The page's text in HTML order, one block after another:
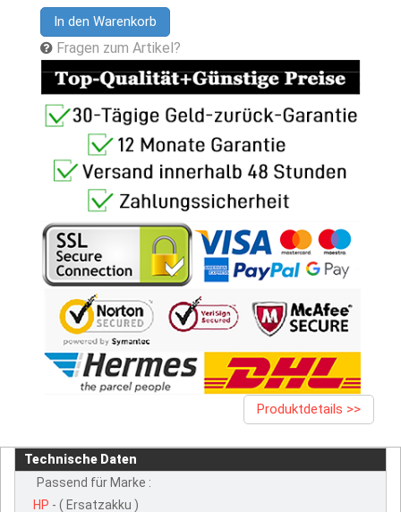
In den Warenkorb
Fragen zum Artikel?
Produktdetails >>
Technische Daten
Passend für Marke :
HP - ( Ersatzakku )